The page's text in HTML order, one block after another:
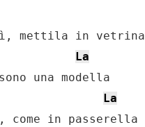
La
una modella
La
in passerella